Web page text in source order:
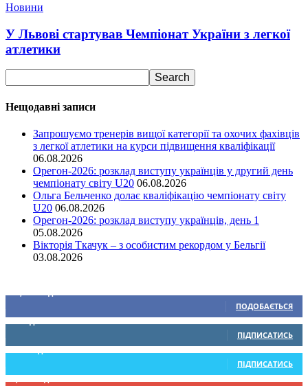
Новини
У Львові стартував Чемпіонат України з легкої
атлетики
Нещодавні записи
Запрошуємо тренерів вищої категорії та охочих фахівців
з легкої атлетики на курси підвищення кваліфікації
06.08.2026
Орегон-2026: розклад виступу українців у другий день
чемпіонату світу U20 06.08.2026
Ольга Бельченко долає кваліфікацію чемпіонату світу
U20 06.08.2026
Орегон-2026: розклад виступу українців, день 1
05.08.2026
Вікторія Ткачук – з особистим рекордом у Бельгії
03.08.2026
ПОДОБАЄТЬСЯ
0 Підписників
ПІДПИСАТИСЬ
234 Підписників
ПІДПИСАТИСЬ
9,370 Підписників